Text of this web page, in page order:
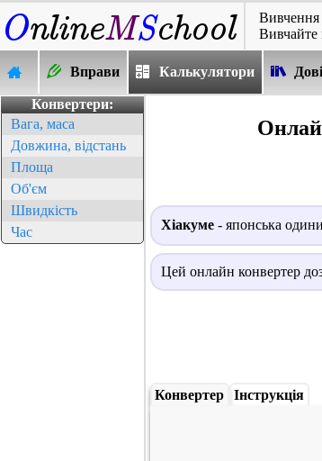
Вивчення
Вивчайте
Вправи Калькулятори
Конвертери:
Вага, маса
Довжина, відстань
Площа
Об'єм
Швидкість
Час
Хіакуме - японська
Цей онлайн конвертер
Конвертер Інструкція